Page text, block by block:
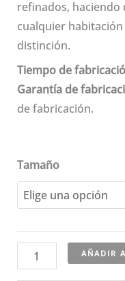
refinados, haciendo
cualquier
distinción.
Tiempo de
Garantía de
de fabricación.
Tamaño
Elegante
cama
AÑADIR